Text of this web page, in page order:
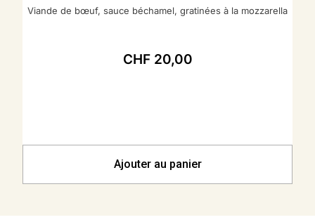
Viande de bœuf, sauce béchamel, gratinées à la mozzarella
CHF20,00
Ajouter au panier